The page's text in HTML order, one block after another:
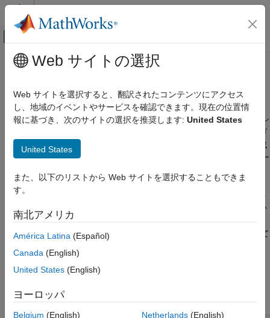
コンテンツへスキップ
オフキャンバス ナビゲーション メ
ドキュメンテーションのホーム
モデル化
モデリング ガイドライン
MAB モデリング ガイドライン
コード生成
メインコンテンツ
コード生成
コード生成で考慮するガイドラインと要因
MathWorks ®製品とモデルベース デザインを併用して組み込みシ
ステムのモデル開発とコード生成を行う場合は、コード生成のガ
イドラインを使用してください。ガイドラインでは、コード生成
に影響するモデル設定、ブロックの使用方法、ブロック パラメー
Embedded Coder
のライセンスを所有している場合は、モデル
アドバイザーを使用して、ガイドラインに準拠しているかどうか
を確認できます。モデル アドバイザー チェックを表示するに
は、Embedded Coder のチェック
を参照して
モデリング ガイドライン
すべて展開する
Web サイトの選択
Web サイトを選択すると、翻訳されたコンテンツにアクセス
し、地域のイベントやサービスを確認できます。現在の位置情
報に基づき、次のサイトの選択を推奨します: United States
United States
また、以下のリストから Web サイトを選択することもできま
す。
南北アメリカ
América Latina (Español)
Canada (English)
United States (English)
ヨーロッパ
Belgium (English)
Netherlands(English)